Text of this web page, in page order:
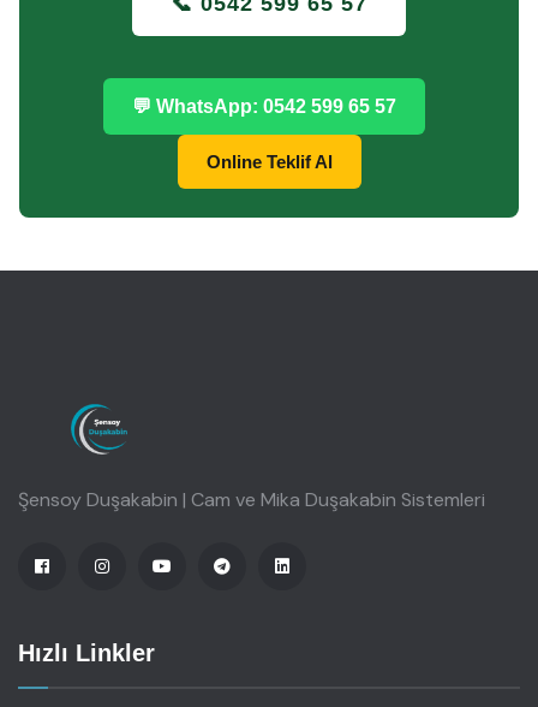
💬 WhatsApp: 0542 599 65 57
Online Teklif Al
Şensoy Duşakabin | Cam ve Mika Duşakabin Sistemleri
Hızlı Linkler